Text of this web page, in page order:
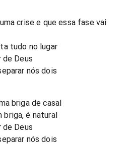
crise e que essa fase vai
tudo no lugar
de Deus
nós dois
briga de casal
briga, é natural
de Deus
nós dois